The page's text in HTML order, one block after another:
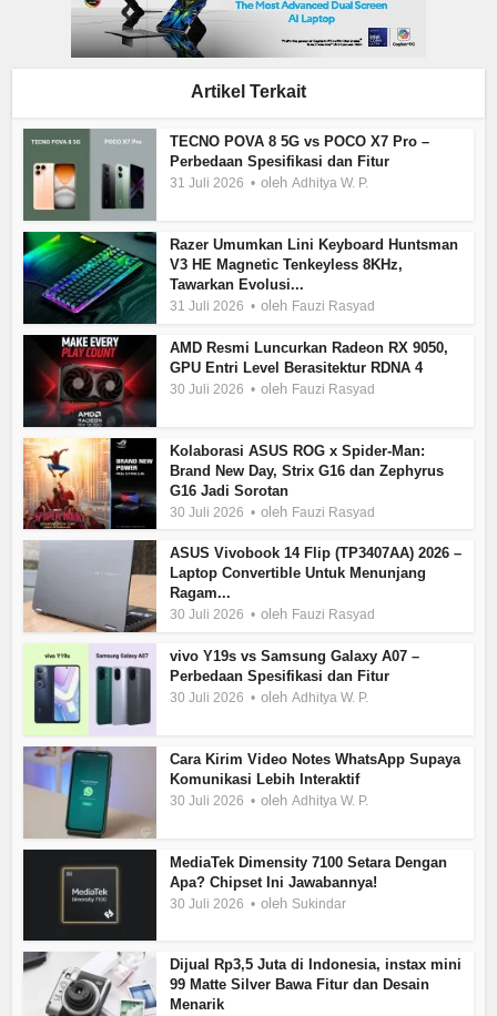
Artikel Terkait
TECNO POVA 8 5G vs POCO X7 Pro –
Perbedaan Spesifikasi dan Fitur
31 Juli 2026 olehAdhitya W. P.
Razer Umumkan Lini Keyboard Huntsman
V3 HE Magnetic Tenkeyless 8KHz,
Tawarkan Evolusi...
31 Juli 2026 oleh Fauzi Rasyad
AMD Resmi Luncurkan Radeon RX 9050,
GPU Entri Level Berasitektur RDNA 4
30 Juli 2026 oleh Fauzi Rasyad
Kolaborasi ASUS ROG x Spider-Man:
Brand New Day, Strix G16 dan Zephyrus
G16 Jadi Sorotan
30 Juli 2026 oleh Fauzi Rasyad
ASUS Vivobook 14 Flip (TP3407AA) 2026 –
Laptop Convertible Untuk Menunjang
Ragam...
30 Juli 2026 oleh Fauzi Rasyad
vivo Y19s vs Samsung Galaxy A07 –
Perbedaan Spesifikasi dan Fitur
30 Juli 2026 olehAdhitya W. P.
Cara Kirim Video Notes WhatsApp Supaya
Komunikasi Lebih Interaktif
30 Juli 2026 olehAdhitya W. P.
MediaTek Dimensity 7100 Setara Dengan
Apa? Chipset Ini Jawabannya!
30 Juli 2026 oleh Sukindar
Dijual Rp3,5 Juta di Indonesia, instax mini
99 Matte Silver Bawa Fitur dan Desain
Menarik